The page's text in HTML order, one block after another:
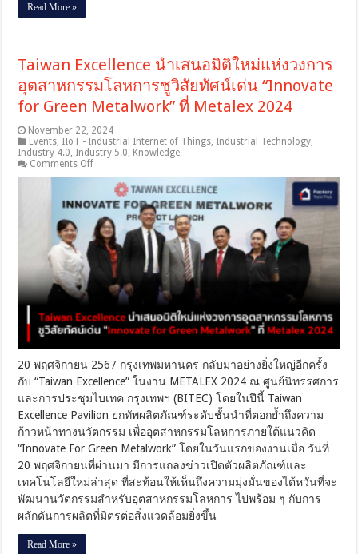
Read More »
Taiwan Excellence นำเสนอมิติใหม่แห่งวงการ
อุตสาหกรรมโลหการชูวิสัยทัศน์เด่น “Innovate
for Green Metalwork” ที่ Metalex 2024
November 22, 2024
Events IIoT - Industrial Internet of Things Industrial Technology
Industry 4.0 Industry 5.0 Knowledge
Comments Offon
Excellence
นำ
เสนอ
มิติ
ใหม่
แห่ง
วงการ
อุตสาหกรรม
โลหการ
ชู
วิสัย
ทัศน์
เด่น
“Innovate
for
Green
Metalwork”
Metalex
2024
20 พฤศจิกายน 2567 กรุงเทพมหานคร กลับมาอย่างยิ่งใหญ่อีกครั้ง
กับ “Taiwan Excellence” ในงาน METALEX 2024 ณ ศูนย์นิทรรศการ
และการประชุมไบเทค กรุงเทพฯ (BITEC) โดยในปีนี้ Taiwan
Excellence Pavilion ยกทัพผลิตภัณฑ์ระดับชั้นนำที่ตอกย้ำถึงความ
ก้าวหน้าทางนวัตกรรม เพื่ออุตสาหกรรมโลหการภายใต้แนวคิด
“Innovate For Green Metalwork” โดยในวันแรกของงานเมื่อ วันที่
20 พฤศจิกายนที่ผ่านมา มีการแถลงข่าวเปิดตัวผลิตภัณฑ์และ
เทคโนโลยีใหม่ล่าสุด ที่สะท้อนให้เห็นถึงความมุ่งมั่นของไต้หวันที่จะ
พัฒนานวัตกรรมสำหรับอุตสาหกรรมโลหการ ไปพร้อม ๆ กับการ
ผลักดันการผลิตที่มิตรต่อสิ่งแวดล้อมยิ่งขึ้น
Read More »